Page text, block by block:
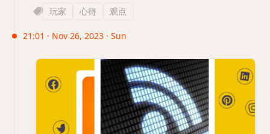
玩家 心得 观点
21:01 · Nov 26, 2023 · Sun